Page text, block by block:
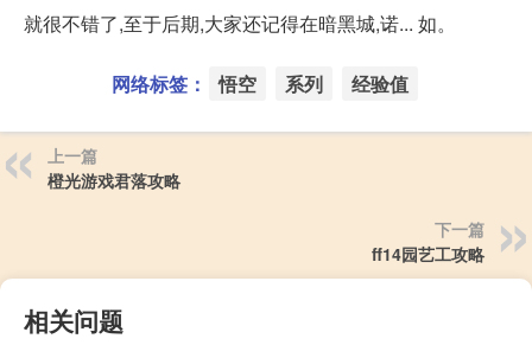
就很不错了,至于后期,大家还记得在暗黑城,诺... 如。
网络标签： 悟空 系列 经验值
上一篇
橙光游戏君落攻略
下一篇
ff14园艺工攻略
相关问题